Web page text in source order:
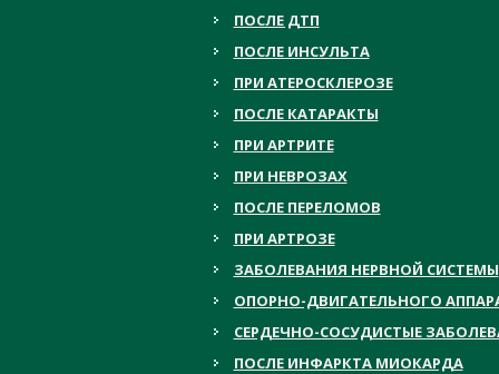
ПОСЛЕ ДТП
ПОСЛЕ ИНСУЛЬТА
ПРИ АТЕРОСКЛЕРОЗЕ
ПОСЛЕ КАТАРАКТЫ
ПРИ АРТРИТЕ
ПРИ НЕВРОЗАХ
ПОСЛЕ ПЕРЕЛОМОВ
ПРИ АРТРОЗЕ
ЗАБОЛЕВАНИЯ НЕРВНОЙ СИСТЕМЫ
ОПОРНО-ДВИГАТЕЛЬНОГО
СЕРДЕЧНО-СОСУДИСТЫЕ
ПОСЛЕ ИНФАРКТА МИОКАРДА